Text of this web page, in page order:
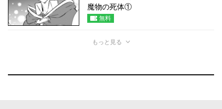
魔物の死体①
無料
もっと見る